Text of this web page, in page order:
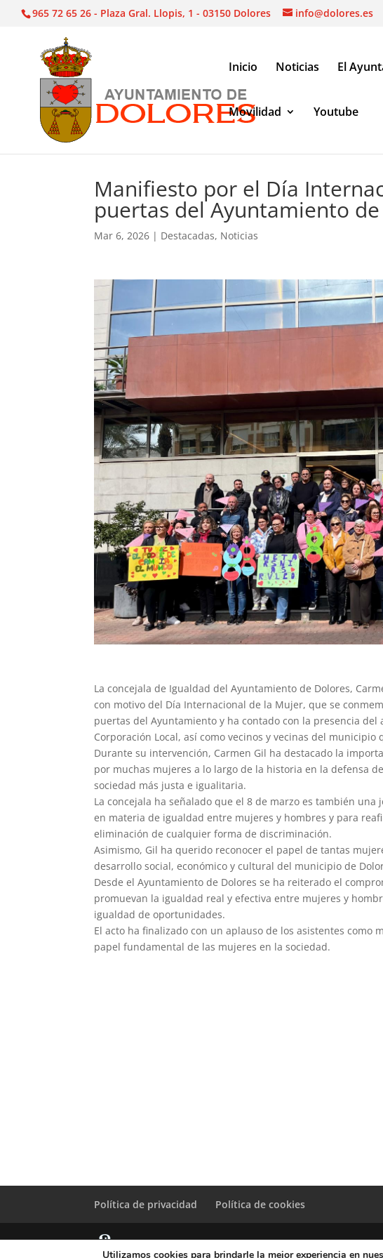
965 72 65 26 - Plaza Gral. Llopis, 1 - 03150 Dolores info@dolores.es
Inicio Noticias El
Movilidad Youtube
Manifiesto por el Día
puertas del Ayuntamiento
Mar 6, 2026 | Destacadas, Noticias
La concejala de Igualdad del Ayuntamiento de Dolores,
con motivo del Día Internacional de la Mujer, que se
puertas del Ayuntamiento y ha contado con la presencia
Corporación Local, así como vecinos y vecinas del
Durante su intervención, Carmen Gil ha destacado la
por muchas mujeres a lo largo de la historia en la defensa
sociedad más justa e igualitaria.
La concejala ha señalado que el 8 de marzo es también
en materia de igualdad entre mujeres y hombres y para
eliminación de cualquier forma de discriminación.
Asimismo, Gil ha querido reconocer el papel de tantas
desarrollo social, económico y cultural del municipio de
Desde el Ayuntamiento de Dolores se ha reiterado el
promuevan la igualdad real y efectiva entre mujeres y
igualdad de oportunidades.
El acto ha finalizado con un aplauso de los asistentes como
papel fundamental de las mujeres en la sociedad.
Política de privacidad Política de cookies
Utilizamos cookies para brindarle la mejor experiencia en